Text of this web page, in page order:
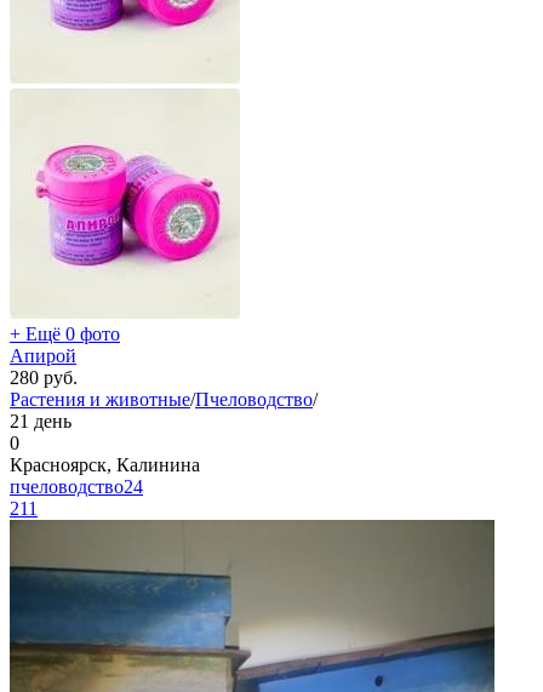
+ Ещё 0 фото
Апирой
280 руб.
Растения и животные/Пчеловодство/
21 день
0
Красноярск, Калинина
пчеловодство24
211